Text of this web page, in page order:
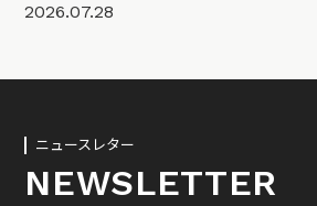
2026.07.28
ニュースレター
NEWSLETTER